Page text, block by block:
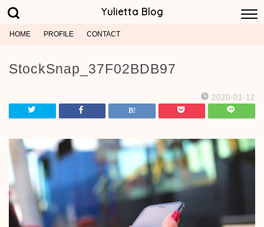
Yulietta Blog
HOME PROFILE CONTACT
StockSnap_37F02BDB97
2020-01-12